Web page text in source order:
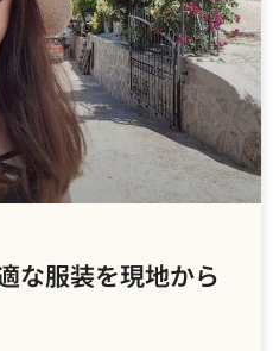
な服装を現地から